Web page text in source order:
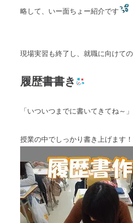
略して、いー面ちょー紹介です
現場実習も終了し、就職に向けての
履歴書書き
「いついつまでに書いてきてね～
授業の中でしっかり書き上げます！